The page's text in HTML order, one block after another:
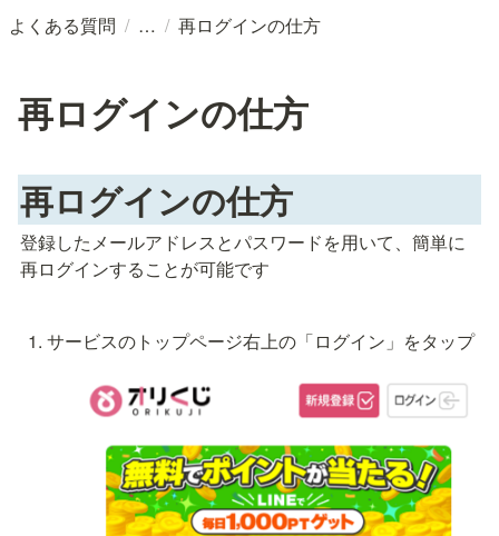
よくある質問 / / 再ログインの仕方
再ログインの仕方
再ログインの仕方
登録したメールアドレスとパスワードを用いて、簡単に
再ログインすることが可能です
サービスのトップページ右上の「ログイン」をタップ